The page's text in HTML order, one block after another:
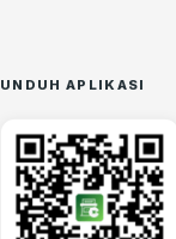
UNDUH APLIKASI